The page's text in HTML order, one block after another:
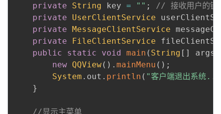
private
String key = "" ;
// 接收用户的键
private
UserClientService
private MessageClientService
private
FileClientService
public
static void main ( String [ ] args
new QQView( ) . mainMenu ( ) ;
System . out . println ( "客户端退出系统
}
//显示主菜单